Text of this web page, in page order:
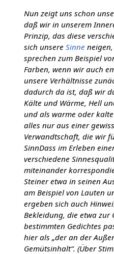
Nun zeigt uns schon
daß wir in unserem
Prinzip, das diese
sich unsere Sinne
sprechen zum Beispiel
Farben, wenn wir auch
unsere Verhältnisse
dadurch da ist, daß wir
Kälte und Wärme, Hell
und als warme oder
alles nur aus einer
Verwandtschaft, die wir
SinnDass im Erleben
verschiedene
miteinander
Steiner etwa in seinen
am Beispiel von Lauten
ergeben sich auch
Bekleidung, die etwa zur
bestimmten Gedichtes
hier als „der an der
Gemütsinhalt“. (Über